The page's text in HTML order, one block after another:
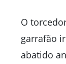
O
garrafão
abatido